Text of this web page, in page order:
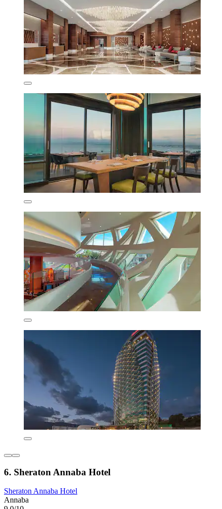
6. Sheraton Annaba Hotel
Sheraton Annaba Hotel
Annaba